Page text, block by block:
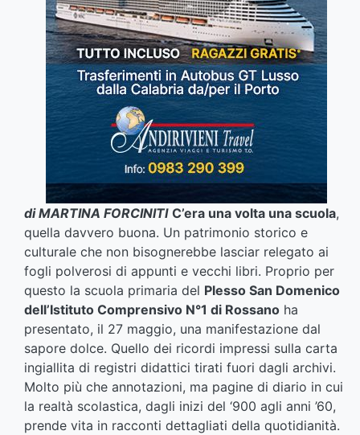
di MARTINA FORCINITI C’era una volta una scuola,
quella davvero buona. Un patrimonio storico e
culturale che non bisognerebbe lasciar relegato ai
fogli polverosi di appunti e vecchi libri. Proprio per
questo la scuola primaria del Plesso San Domenico
dell’Istituto Comprensivo N°1 di Rossano ha
presentato, il 27 maggio, una manifestazione dal
sapore dolce. Quello dei ricordi impressi sulla carta
ingiallita di registri didattici tirati fuori dagli archivi.
Molto più che annotazioni, ma pagine di diario in cui
la realtà scolastica, dagli inizi del ‘900 agli anni ’60,
prende vita in racconti dettagliati della quotidianità.